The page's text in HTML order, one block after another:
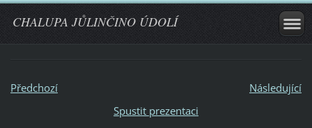
CHALUPA JŮLINČINO ÚDOLÍ
Předchozí
Následující
Spustit prezentaci